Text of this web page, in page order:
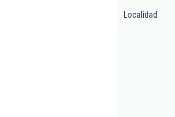
Localidad